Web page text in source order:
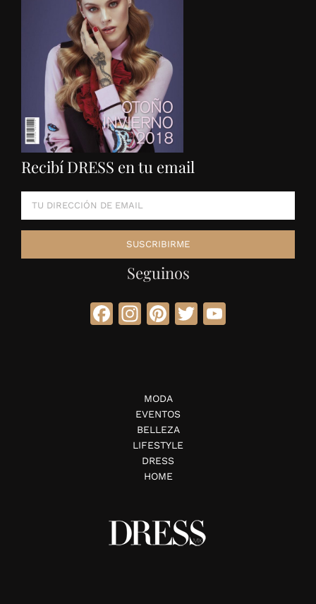
Recibí DRESS en tu email
Seguinos
Facebook
Instagram
Pinterest
Twitter
MODA
EVENTOS
BELLEZA
LIFESTYLE
DRESS
HOME